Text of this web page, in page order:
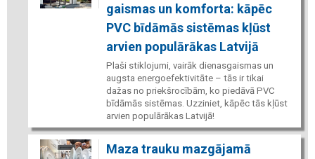
gaismas un komforta: kāpēc
PVC bīdāmās sistēmas kļūst
arvien populārākas Latvijā
Plaši stiklojumi, vairāk dienasgaismas un
augsta energoefektivitāte – tās ir tikai
dažas no priekšrocībām, ko piedāvā PVC
bīdāmās sistēmas. Uzziniet, kāpēc tās kļūst
arvien populārākas Latvijā!
Maza trauku mazgājamā